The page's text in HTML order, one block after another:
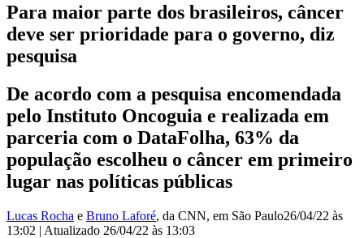
Para maior parte dos brasileiros, câncer
deve ser prioridade para o governo, diz
pesquisa
De acordo com a pesquisa encomendada
pelo Instituto Oncoguia e realizada em
parceria com o DataFolha, 63% da
população escolheu o câncer em primeiro
lugar nas políticas públicas
Lucas Rocha e Bruno Laforé, da CNN, em São Paulo26/04/22 às
13:02 | Atualizado 26/04/22 às 13:03